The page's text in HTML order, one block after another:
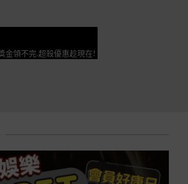
金領不完.超殺優惠趁現在!